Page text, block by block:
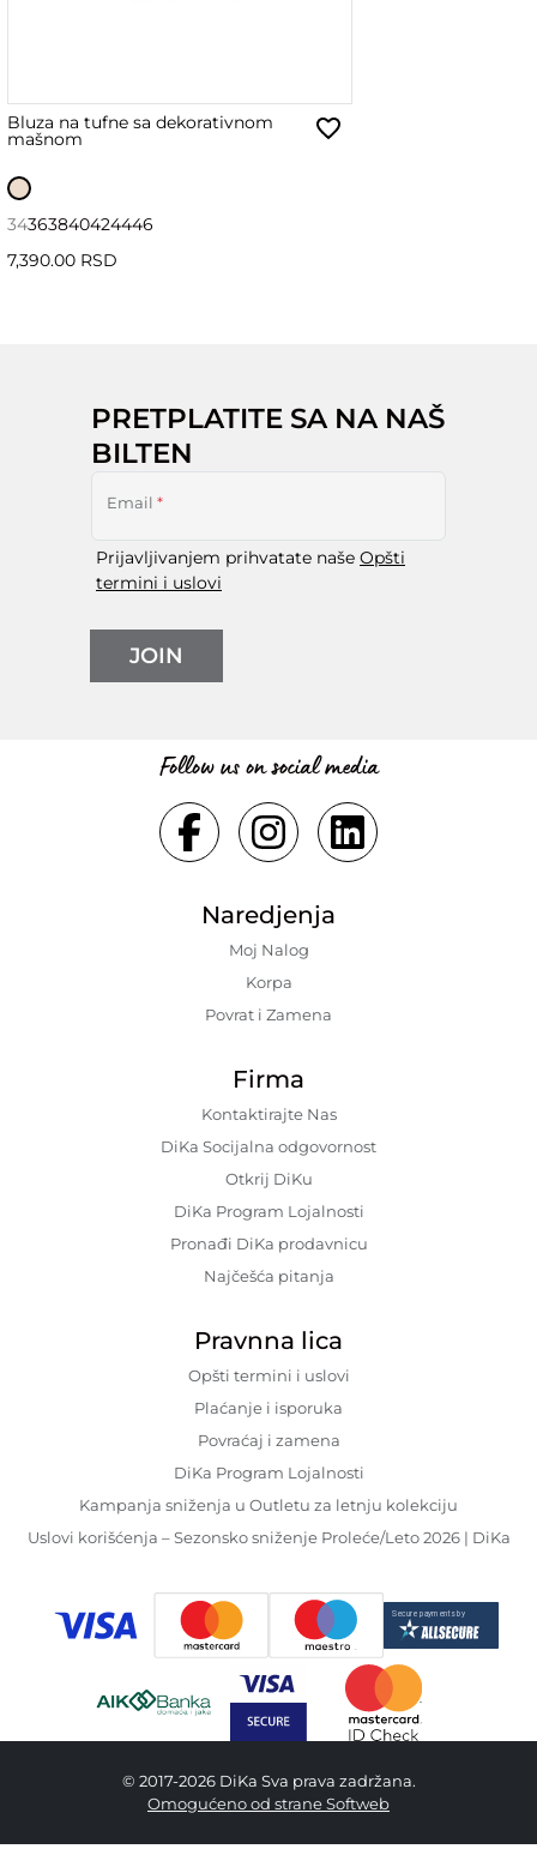
Bluza na tufne sa dekorativnom
mašnom
34363840424446
7,390.00 RSD
PRETPLATITE SA NA NAŠ
BILTEN
Email *
Prijavljivanjem prihvatate naše Opšti
termini i uslovi
JOIN
Follow us on social media
Naredjenja
Moj Nalog
Korpa
Povrat i Zamena
Firma
Kontaktirajte Nas
DiKa Socijalna odgovornost
Otkrij DiKu
DiKa Program Lojalnosti
Pronađi DiKa prodavnicu
Najčešća pitanja
Pravnna lica
Opšti termini i uslovi
Plaćanje i isporuka
Povraćaj i zamena
DiKa Program Lojalnosti
Kampanja sniženja u Outletu za letnju kolekciju
Uslovi korišćenja – Sezonsko sniženje Proleće/Leto 2026 | DiKa
© 2017-2026 DiKa Sva prava zadržana.
Omogućeno od strane Softweb